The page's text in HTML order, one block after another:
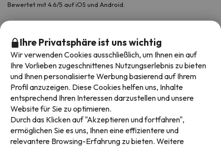
Bewertet mit 4.6/5 auf iOS und Android.
Verfügbare Zahlungsarten
Ihre Privatsphäre ist uns wichtig
Wir verwenden Cookies ausschließlich, um Ihnen ein auf
Ihre Vorlieben zugeschnittenes Nutzungserlebnis zu bieten
und Ihnen personalisierte Werbung basierend auf Ihrem
Profil anzuzeigen. Diese Cookies helfen uns, Inhalte
entsprechend Ihren Interessen darzustellen und unsere
Website für Sie zu optimieren.
Durch das Klicken auf "Akzeptieren und fortfahren",
ermöglichen Sie es uns, Ihnen eine effizientere und
relevantere Browsing-Erfahrung zu bieten. Weitere